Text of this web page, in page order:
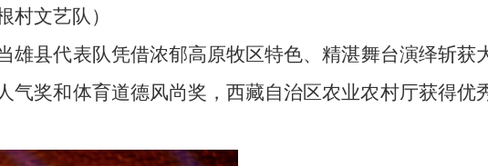
村文艺队 ）
雄县代表队凭借浓郁高原牧区特色、精湛舞台演绎斩获
气奖和体育道德风尚奖 ，西藏自治区农业农村厅获得优